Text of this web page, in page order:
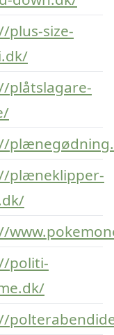
plus-size-
plåtslagare-
plæneklipper-
politi-